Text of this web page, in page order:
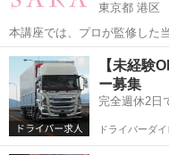
東京都 港区
本講座では、プロが監修した
も添えた分かりやすいテキス
が無い方からでも問題なく
合、ご卒業と同時に資格が取
東京 港区 その他
【未経験
ー募集
完全週休2日
ドライバーダイ